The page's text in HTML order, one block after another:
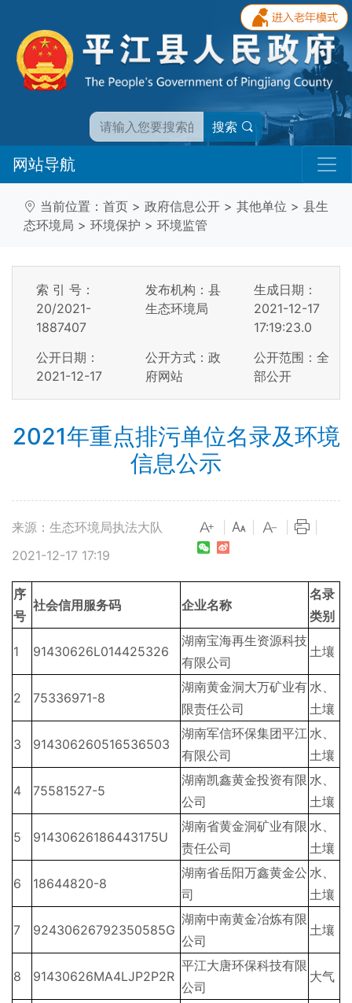
搜索
网站导航
当前位置： 首页 > 政府信息公开 > 其他单位 > 县生
态环境局 > 环境保护 > 环境监管
索 引 号：
20/2021-
1887407
发布机构：县
生态环境局
生成日期：
2021-12-17
17:19:23.0
公开日期：
2021-12-17
公开方式：政
府网站
公开范围：全
部公开
2021年重点排污单位名录及环境
信息公示
来源：生态环境局执法大队
2021-12-17 17:19
序
号
社会信用服务码 企业名称
名录
类别
1 91430626L014425326
湖南宝海再生资源科技
有限公司
土壤
2 75336971-8
湖南黄金洞大万矿业有
限责任公司
水、
土壤
3 914306260516536503
湖南军信环保集团平江
有限公司
水、
土壤
4 75581527-5
湖南凯鑫黄金投资有限
公司
水、
土壤
5 91430626186443175U
湖南省黄金洞矿业有限
责任公司
水、
土壤
6 18644820-8
湖南省岳阳万鑫黄金公
司
水、
土壤
7 92430626792350585G
湖南中南黄金冶炼有限
公司
土壤
8 91430626MA4LJP2P2R
平江大唐环保科技有限
公司
大气